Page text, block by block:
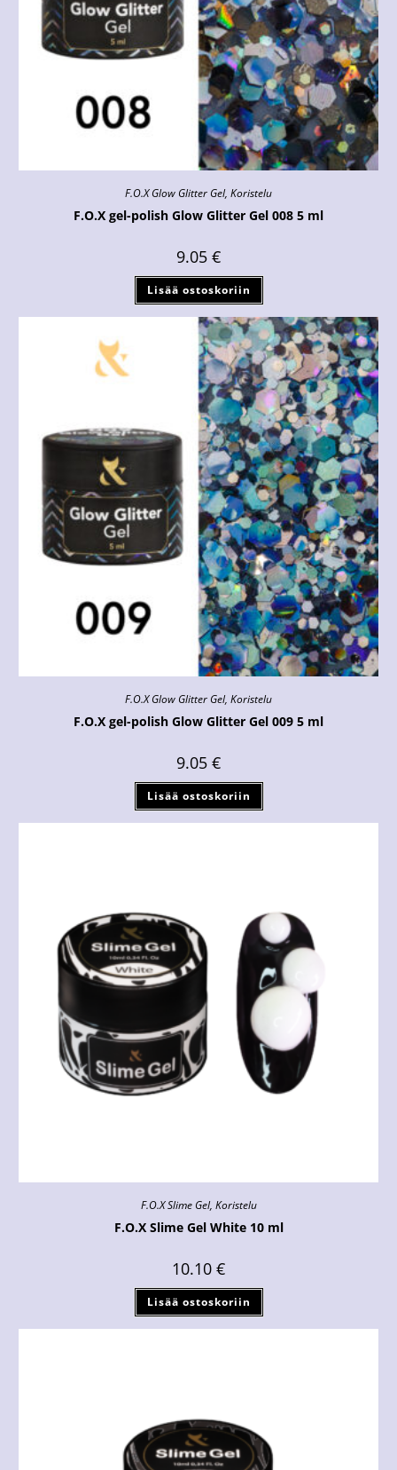
F.O.X Glow Glitter Gel, Koristelu
F.O.X gel-polish Glow Glitter Gel 008 5 ml
9.05 €
Lisää ostoskoriin
F.O.X Glow Glitter Gel, Koristelu
F.O.X gel-polish Glow Glitter Gel 009 5 ml
9.05 €
Lisää ostoskoriin
F.O.X Slime Gel, Koristelu
F.O.X Slime Gel White 10 ml
10.10 €
Lisää ostoskoriin